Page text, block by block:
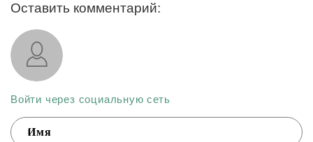
Оставить комментарий:
Войти через социальную сеть